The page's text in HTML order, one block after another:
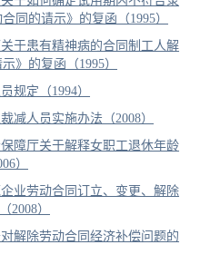
同的请示》的复函（1995）
于患有精神病的合同制工人解
》的复函（1995）
规定（1994）
减人员实施办法（2008）
障厅关于解释女职工退休年龄
）
业劳动合同订立、变更、解除
2008）
解除劳动合同经济补偿问题的